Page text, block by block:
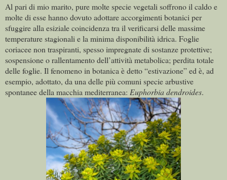
Al pari di mio marito, pure molte specie vegetali soffrono il caldo e
molte di esse hanno dovuto adottare accorgimenti botanici per
sfuggire alla esiziale coincidenza tra il verificarsi delle massime
temperature stagionali e la minima disponibilità idrica. Foglie
coriacee non traspiranti, spesso impregnate di sostanze protettive;
sospensione o rallentamento dell’attività metabolica; perdita totale
delle foglie. Il fenomeno in botanica è detto “estivazione” ed è, ad
esempio, adottato, da una delle più comuni specie arbustive
spontanee della macchia mediterranea: Euphorbia dendroides.